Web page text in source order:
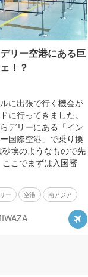
リー空港にある巨
！？
に出張で行く機会が
に行ってきました。
デリーにある「イン
国際空港」で乗り換
埃のようなもので先
こでまずは入国審
ー 空港 南アジア